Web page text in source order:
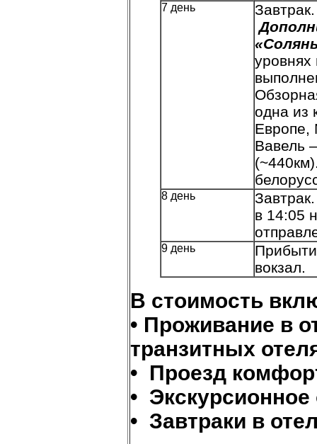
7 день
Завтрак.
Д
одна из
Европе,
Вавель
8 день
в 14:05
9 день
вокзал.
В стоимость
• Проживание в
транзитных
• Проезд
•
• Завтраки в